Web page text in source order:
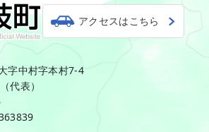
アクセスはこちら
字中村字本村7-4
代表）